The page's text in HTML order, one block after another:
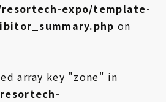
expo/template-
on
array key "zone" in